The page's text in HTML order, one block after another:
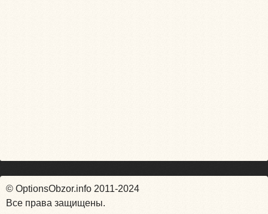
© OptionsObzor.info 2011-2024
Все права защищены.